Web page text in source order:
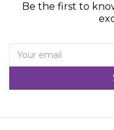
Be the first to